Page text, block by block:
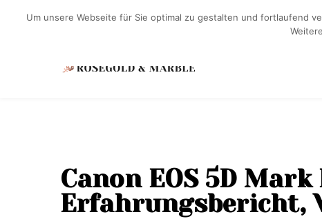
Canon EOS 5D
Erfahrungsbericht,
Um unsere Webseite für Sie optimal zu gestalten und fortlaufend